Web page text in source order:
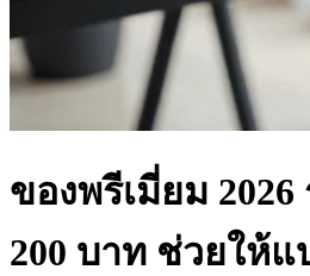
ของพรีเมี่ยม 2026
200 บาท ช่วยให้